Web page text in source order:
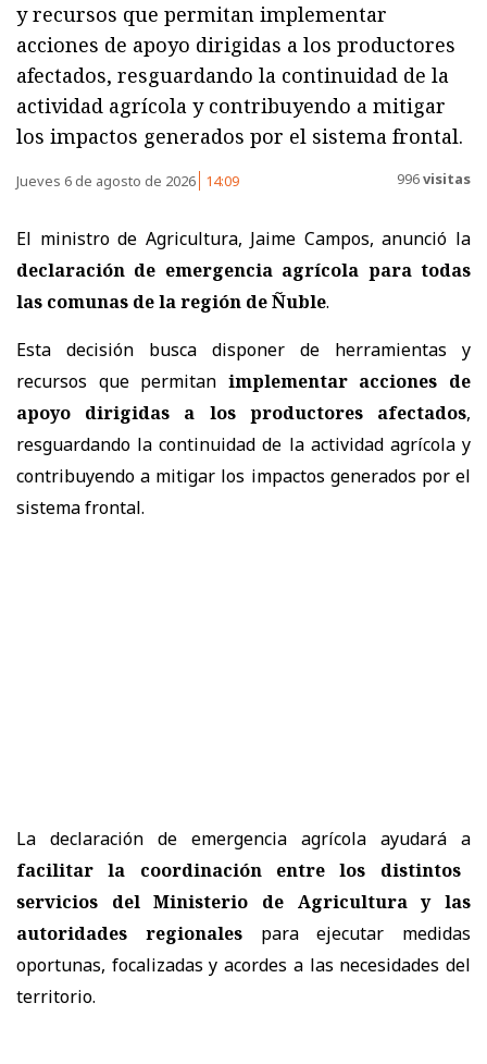
y recursos que permitan implementar
acciones de apoyo dirigidas a los productores
afectados, resguardando la continuidad de la
actividad agrícola y contribuyendo a mitigar
los impactos generados por el sistema frontal.
Jueves 6 de agosto de 2026 14:09 996visitas
El ministro de Agricultura, Jaime Campos, anunció la
declaración de emergencia agrícola para todas
las comunas de la región de Ñuble.
Esta decisión busca disponer de herramientas y
recursos que permitan implementar acciones de
apoyo dirigidas a los productores afectados,
resguardando la continuidad de la actividad agrícola y
contribuyendo a mitigar los impactos generados por el
sistema frontal.
La declaración de emergencia agrícola ayudará a
facilitar la coordinación entre los distintos
servicios del Ministerio de Agricultura y las
autoridades regionalespara ejecutar medidas
oportunas, focalizadas y acordes a las necesidades del
territorio.